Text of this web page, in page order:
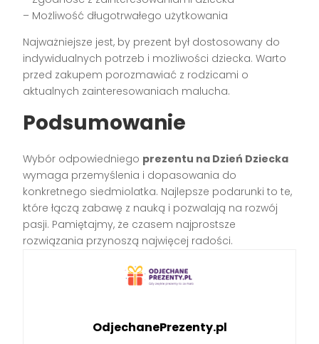
– Możliwość długotrwałego użytkowania
Najważniejsze jest, by prezent był dostosowany do
indywidualnych potrzeb i możliwości dziecka. Warto
przed zakupem porozmawiać z rodzicami o
aktualnych zainteresowaniach malucha.
Podsumowanie
Wybór odpowiedniego prezentu na Dzień Dziecka
wymaga przemyślenia i dopasowania do
konkretnego siedmiolatka. Najlepsze podarunki to te,
które łączą zabawę z nauką i pozwalają na rozwój
pasji. Pamiętajmy, że czasem najprostsze
rozwiązania przynoszą najwięcej radości.
OdjechanePrezenty.pl